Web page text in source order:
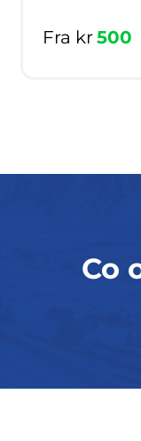
Fra kr500
Co